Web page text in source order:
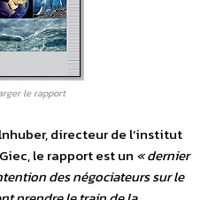
le rapport
directeur de l’institut
le rapport est un « dernier
des négociateurs sur le